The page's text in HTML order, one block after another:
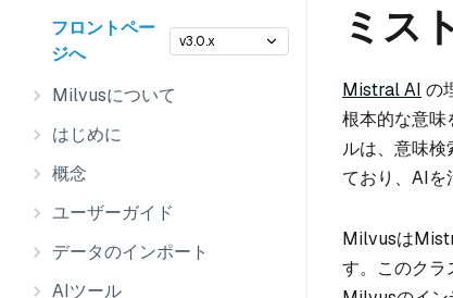
フロントペー
ジへ
v3.0.x
Milvusについて
はじめに
概念
ユーザーガイド
データのインポート
AIツール
ミス
Mistral AI の
根本的な意味
ルは、意味
ており、AIを
Milvusは
す。このクラ